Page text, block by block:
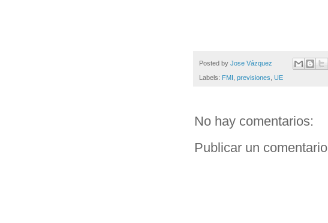
Posted by Jose Vázquez
Labels: FMI previsiones UE
No hay comentarios:
Publicar un comentario